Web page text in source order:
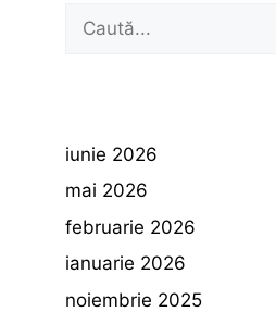
după:
iunie 2026
mai 2026
februarie 2026
ianuarie 2026
noiembrie 2025